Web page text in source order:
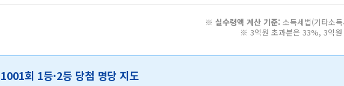
※ 실수령액 계산 기준: 소득세법(기타소
※ 3억원 초과분은 33%, 3억
1001회 1등·2등 당첨 명당 지도